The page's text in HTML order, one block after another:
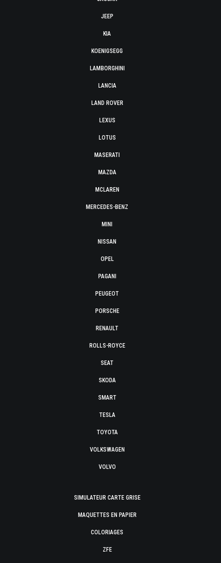
JEEP
KIA
KOENIGSEGG
LAMBORGHINI
LANCIA
LAND ROVER
LEXUS
LOTUS
MASERATI
MAZDA
MCLAREN
MERCEDES-BENZ
MINI
NISSAN
OPEL
PAGANI
PEUGEOT
PORSCHE
RENAULT
ROLLS-ROYCE
SEAT
SKODA
SMART
TESLA
TOYOTA
VOLKSWAGEN
VOLVO
SIMULATEUR CARTE GRISE
MAQUETTES EN PAPIER
COLORIAGES
ZFE